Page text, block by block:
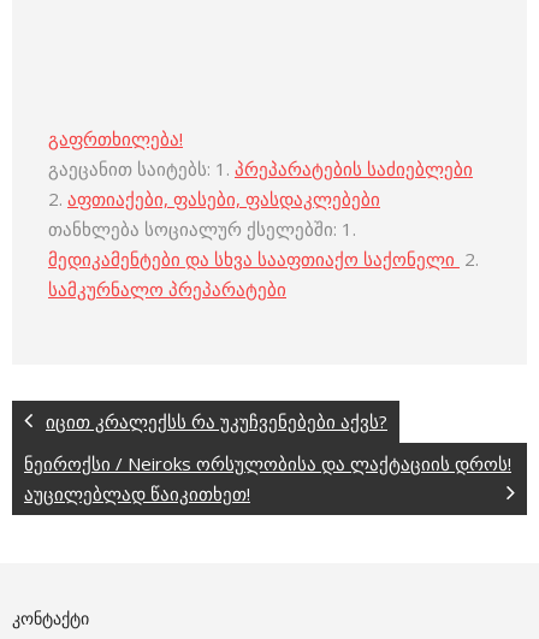
გაფრთხილება!
გაეცანით საიტებს: 1. პრეპარატების საძიებლები
2. აფთიაქები, ფასები, ფასდაკლებები
თანხლება სოციალურ ქსელებში: 1.
მედიკამენტები და სხვა სააფთიაქო საქონელი 2.
სამკურნალო პრეპარატები
იცით კრალექსს რა უკუჩვენებები აქვს?
ნეიროქსი / Neiroks ორსულობისა და ლაქტაციის დროს!
აუცილებლად წაიკითხეთ!
ᲙᲝᲜᲢᲐᲥᲢᲘ